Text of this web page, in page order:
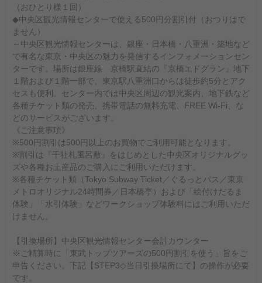
（おひとり様１回）
◆中央区観光情報センターで使える500円分割引付（おつりはで
ません）
～中央区観光情報センターは、銀座・日本橋・八重洲・築地など
で有名な東京・中央区の魅力を発信するインフォメーションセン
ターです。場所は銀座線 京橋駅直結の『京橋エドグラン』地下
１階および１階一部で、東京駅八重洲口からは徒歩約5分とアク
セスも便利。センター内では中央区周辺の観光案内、地下鉄など
各種チケット類の発売、携帯電話の無料充電、FREE Wi-Fi、な
どのサービスがございます。
《ご注意事項》
※500円割引は500円以上のお買物でご利用可能となります。
※割引は『千社札風呂敷』をはじめとした中央区オリジナルグッ
ズや各種お土産品のご購入にご利用いただけます。
※各種チケット類（Tokyo Subway Ticket／ぐるっとパス／東京
メトロオリジナル24時間券／日本橋亭）および「絵付けだるま
体験」「水引体験」などワークショップ体験料にはご利用いただ
けません。
【引換場所】中央区観光情報センター会計カウンター
※ご精算時に「東武トップツアーズの500円割引を使う」旨をご
申告ください。下記【STEP3◇当日引換場所にて】の操作が必要
です。